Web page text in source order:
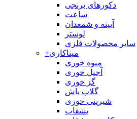
دکورهای برنجی
ساعت
آیینه و شمعدان
لوستر
سایر محصولات فلزی
+میناکاری
میوه خوری
آجیل خوری
گز خوری
گلاب پاش
شیرینی خوری
بشقاب